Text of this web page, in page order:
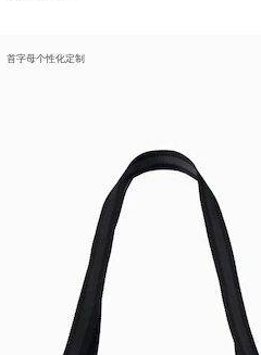
首字母个性化定制